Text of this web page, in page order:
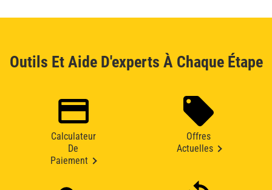
Outils Et Aide D'experts À Chaque Étape
Calculateur
De
Paiement
Offres
Actuelles